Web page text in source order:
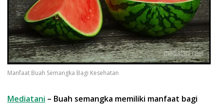
Manfaat Buah Semangka Bagi Kesehatan
Mediatani – Buah semangka memiliki manfaat bagi